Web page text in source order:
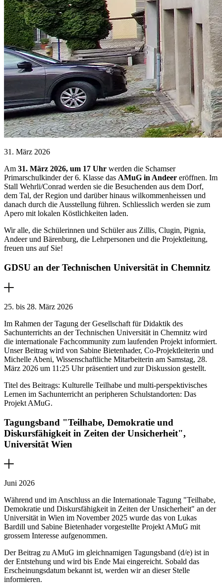
31. März 2026
Am 31. März 2026, um 17 Uhr werden die Schamser
Primarschulkinder der 6. Klasse das AMuG in Andeer eröffnen. Im
Stall Wehrli/Conrad werden sie die Besuchenden aus dem Dorf,
dem Tal, der Region und darüber hinaus wilkommenheissen und
danach durch die Ausstellung führen. Schliesslich werden sie zum
Apero mit lokalen Köstlichkeiten laden.
Wir alle, die Schülerinnen und Schüler aus Zillis, Clugin, Pignia,
Andeer und Bärenburg, die Lehrpersonen und die Projektleitung,
freuen uns auf Sie!
GDSU an der Technischen Universität in Chemnitz
25. bis 28. März 2026
Im Rahmen der Tagung der Gesellschaft für Didaktik des
Sachunterrichts an der Technischen Universität in Chemnitz wird
die internationale Fachcommunity zum laufenden Projekt informiert.
Unser Beitrag wird von Sabine Bietenhader, Co-Projektleiterin und
Michelle Abeni, Wissenschaftliche Mitarbeiterin am Samstag, 28.
März 2026 um 11:25 Uhr präsentiert und zur Diskussion gestellt.
Titel des Beitrags: Kulturelle Teilhabe und multi-perspektivisches
Lernen im Sachunterricht an peripheren Schulstandorten: Das
Projekt AMuG.
Tagungsband "Teilhabe, Demokratie und
Diskursfähigkeit in Zeiten der Unsicherheit",
Universität Wien
Juni 2026
Während und im Anschluss an die Internationale Tagung "Teilhabe,
Demokratie und Diskursfähigkeit in Zeiten der Unsicherheit" an der
Universität in Wien im November 2025 wurde das von Lukas
Bardill und Sabine Bietenhader vorgestellte Projekt AMuG mit
grossem Interesse aufgenommen.
Der Beitrag zu AMuG im gleichnamigen Tagungsband (d/e) ist in
der Entstehung und wird bis Ende Mai eingereicht. Sobald das
Erscheinungsdatum bekannt ist, werden wir an dieser Stelle
informieren.